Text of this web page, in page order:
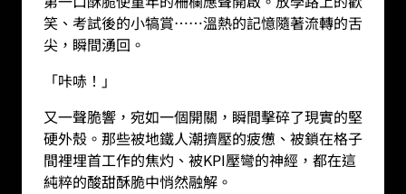
笑、考試後的小犒賞……溫熱的記憶隨著流轉的舌
尖，瞬間湧回。
「咔哧！」
又一聲脆響，宛如一個開關，瞬間擊碎了現實的堅
硬外殼。那些被地鐵人潮擠壓的疲憊、被鎖在格子
間裡埋首工作的焦灼、被KPI壓彎的神經，都在這
純粹的酸甜酥脆中悄然融解。